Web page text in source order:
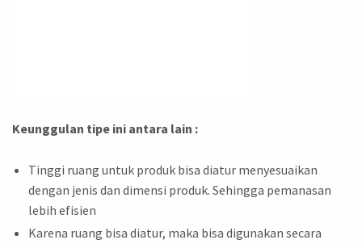
Keunggulan tipe ini antara lain :
Tinggi ruang untuk produk bisa diatur menyesuaikan
dengan jenis dan dimensi produk. Sehingga pemanasan
lebih efisien
Karena ruang bisa diatur, maka bisa digunakan secara